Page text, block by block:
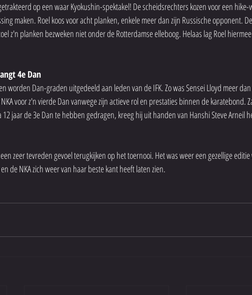
op een waar Kyokushin-spektakel! De scheidsrechters kozen voor een hike-
maken. Roel koos voor acht planken, enkele meer dan zijn Russische opponent.
z'n planken bezweken niet onder de Rotterdamse elleboog. Helaas lag Roel
4e Dan
worden Dan-graden uitgedeeld aan leden van de IFK. Zo was Sensei Lloyd meer
voor z'n vierde Dan vanwege zijn actieve rol en prestaties binnen de karatebond.
jaar de 3e Dan te hebben gedragen, kreeg hij uit handen van Hanshi Steve Arneil
zeer tevreden gevoel terugkijken op het toernooi. Het was weer een gezellige
de NKA zich weer van haar beste kant heeft laten zien.